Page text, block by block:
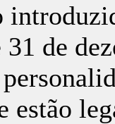
de
estão